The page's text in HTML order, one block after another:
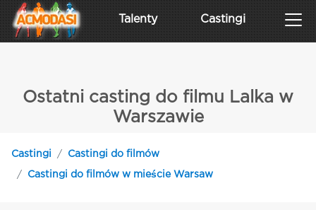
Talenty Castingi
Ostatni casting do filmu Lalka w
Warszawie
Castingi Castingi do filmów
Castingi do filmów w mieście Warsaw